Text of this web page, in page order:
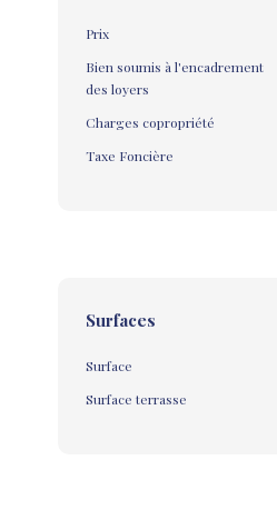
Prix
Bien soumis à l'encadrement
des loyers
Charges copropriété
Taxe Foncière
Surfaces
Surface
Surface terrasse